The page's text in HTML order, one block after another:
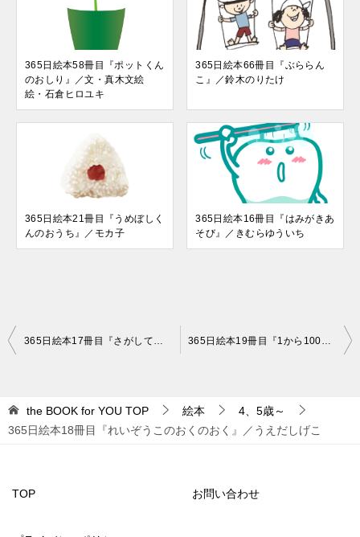
365日絵本58冊目『ポットくん
のおしり』／文・真木文絵
絵・石倉ヒロユキ
365日絵本66冊目『ぶららん
こ』／鈴木のりたけ
365日絵本21冊目『うめぼしく
んのおうち』／モカ子
365日絵本16冊目『はみがきあ
そび』／きむらゆういち
投
ビ
シ
365日絵本17冊目『さがしてみよう！マークのえほん』 365日絵本19冊目『1から100までかずのえほん』
the BOOK for YOU TOP 絵本
4、5歳～
365日絵本18冊目『れいぞうこのおくのおく』／うえだしげこ
TOP お問い合わせ